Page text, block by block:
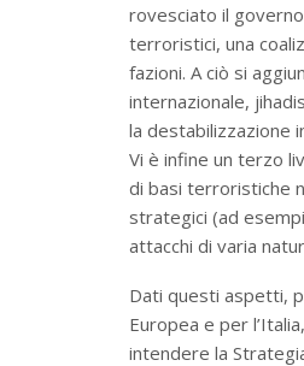
rovesciato il
terroristici, una
fazioni. A ciò si
internazionale,
la destabilizzazione
Vi è infine un terzo
di basi terroristiche
strategici (ad
attacchi di varia
Dati questi aspetti,
Europea e per
intendere la